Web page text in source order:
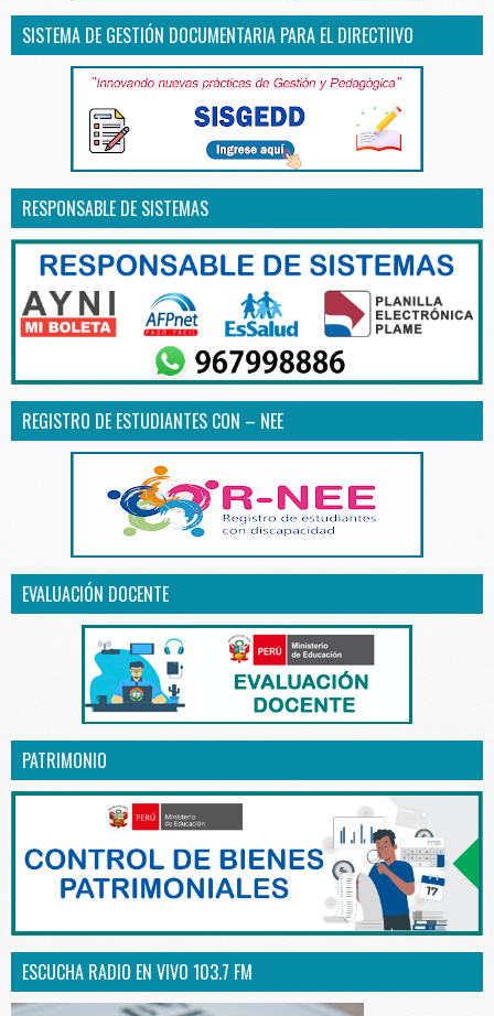
SISTEMA DE GESTIÓN DOCUMENTARIA PARA EL DIRECTIIVO
RESPONSABLE DE SISTEMAS
REGISTRO DE ESTUDIANTES CON – NEE
EVALUACIÓN DOCENTE
PATRIMONIO
ESCUCHA RADIO EN VIVO 103.7 FM